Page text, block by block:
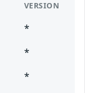
VERSION
*
*
*